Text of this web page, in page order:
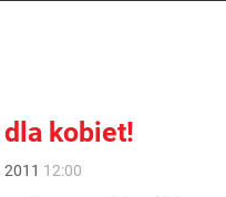
kobiet!
2011 12:00